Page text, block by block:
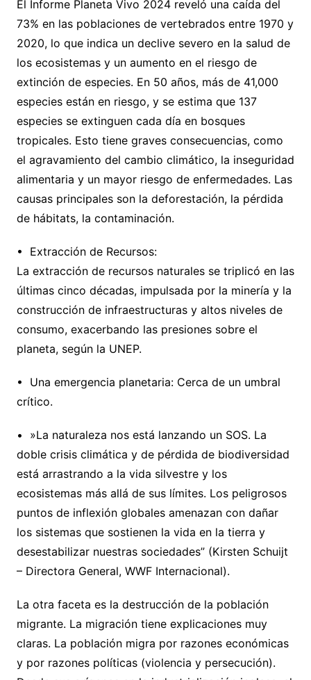
El Informe Planeta Vivo 2024 reveló una caída del
73% en las poblaciones de vertebrados entre 1970 y
2020, lo que indica un declive severo en la salud de
los ecosistemas y un aumento en el riesgo de
extinción de especies. En 50 años, más de 41,000
especies están en riesgo, y se estima que 137
especies se extinguen cada día en bosques
tropicales. Esto tiene graves consecuencias, como
el agravamiento del cambio climático, la inseguridad
alimentaria y un mayor riesgo de enfermedades. Las
causas principales son la deforestación, la pérdida
de hábitats, la contaminación.
•⁠ ⁠Extracción de Recursos:
La extracción de recursos naturales se triplicó en las
últimas cinco décadas, impulsada por la minería y la
construcción de infraestructuras y altos niveles de
consumo, exacerbando las presiones sobre el
planeta, según la UNEP.
•⁠ ⁠Una emergencia planetaria: Cerca de un umbral
crítico.
•⁠ ⁠»La naturaleza nos está lanzando un SOS. La
doble crisis climática y de pérdida de biodiversidad
está arrastrando a la vida silvestre y los
ecosistemas más allá de sus límites. Los peligrosos
puntos de inflexión globales amenazan con dañar
los sistemas que sostienen la vida en la tierra y
desestabilizar nuestras sociedades” (Kirsten Schuijt
– Directora General, WWF Internacional).
La otra faceta es la destrucción de la población
migrante. La migración tiene explicaciones muy
claras. La población migra por razones económicas
y por razones políticas (violencia y persecución).